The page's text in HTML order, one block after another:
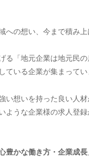
への想い、今まで積み
る「地元企業は地元民
ている企業が集まってい
い想いを持った良い人材
ような企業様の求人登録
心豊かな働き方・企業成長